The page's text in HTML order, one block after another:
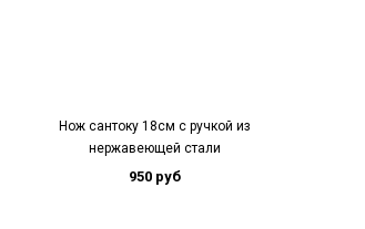
Нож сантоку 18см с ручкой из
нержавеющей стали
950 руб